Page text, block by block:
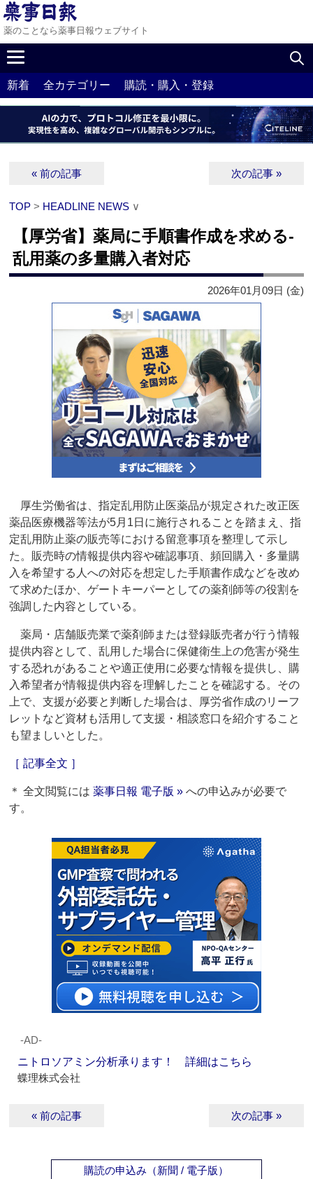
薬のことなら薬事日報ウェブサイト
新着 全カテゴリー 購読・購入・登録
« 前の記事 次の記事 »
TOP > HEADLINE NEWS ∨
【厚労省】薬局に手順書作成を求める‐
乱用薬の多量購入者対応
2026年01月09日 (金)
厚生労働省は、指定乱用防止医薬品が規定された改正医
薬品医療機器等法が5月1日に施行されることを踏まえ、指
定乱用防止薬の販売等における留意事項を整理して示し
た。販売時の情報提供内容や確認事項、頻回購入・多量購
入を希望する人への対応を想定した手順書作成などを改め
て求めたほか、ゲートキーパーとしての薬剤師等の役割を
強調した内容としている。
薬局・店舗販売業で薬剤師または登録販売者が行う情報
提供内容として、乱用した場合に保健衛生上の危害が発生
する恐れがあることや適正使用に必要な情報を提供し、購
入希望者が情報提供内容を理解したことを確認する。その
上で、支援が必要と判断した場合は、厚労省作成のリーフ
レットなど資材も活用して支援・相談窓口を紹介すること
も望ましいとした。
［ 記事全文 ］
＊ 全文閲覧には薬事日報 電子版 » への申込みが必要で
す。
‐AD‐
ニトロソアミン分析承ります！ 詳細はこちら
蝶理株式会社
« 前の記事 次の記事 »
購読の申込み（新聞 / 電子版）